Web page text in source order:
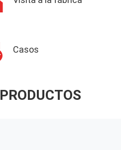
Casos
PRODUCTOS